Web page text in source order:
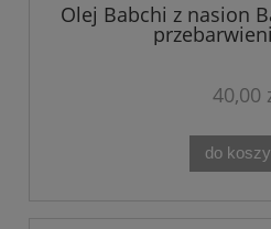
Olej Babchi z nasion
40,00
do